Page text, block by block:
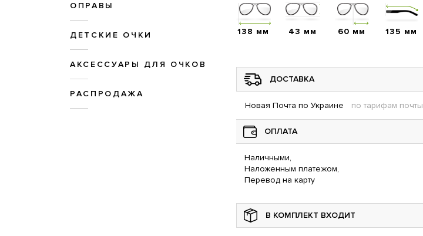
ОПРАВЫ
ДЕТСКИЕ ОЧКИ
АКСЕССУАРЫ ДЛЯ ОЧКОВ
РАСПРОДАЖА
138 мм 43 мм 60 мм 135 мм
ДОСТАВКА
Новая Почта по Украине по тарифам почты
ОПЛАТА
Наличными,
Наложенным платежом,
Перевод на карту
В КОМПЛЕКТ ВХОДИТ